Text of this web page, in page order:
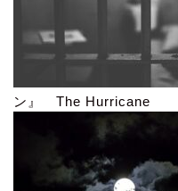
ン』 The Hurricane